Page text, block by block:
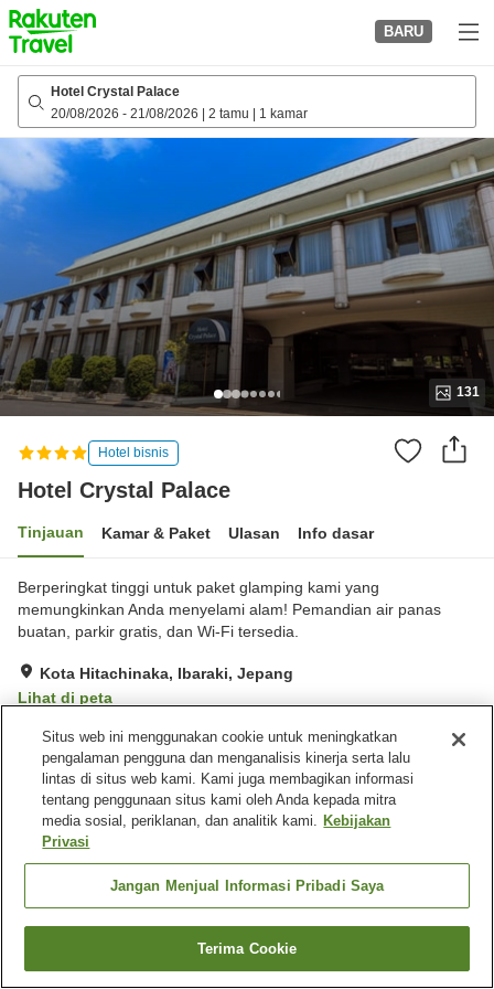
to
top
page
BARU
Hotel Crystal Palace
20/08/2026 - 21/08/2026 2 tamu 1 kamar
131
Hotel bisnis
Hotel Crystal Palace
Tinjauan Kamar & Paket Ulasan Info dasar
Berperingkat tinggi untuk paket glamping kami yang
memungkinkan Anda menyelami alam! Pemandian air panas
buatan, parkir gratis, dan Wi-Fi tersedia.
Kota Hitachinaka, Ibaraki, Jepang
Lihat di peta
Sangat baik Ulasan:910
Fasilitas properti
Tempat parkir
Sauna
Restoran
Beranda Jepang Ibaraki
Kota Hitachinaka
Hotel Crystal Palace
Cari kamar
Situs web ini menggunakan cookie untuk meningkatkan
pengalaman pengguna dan menganalisis kinerja serta lalu
lintas di situs web kami. Kami juga membagikan informasi
tentang penggunaan situs kami oleh Anda kepada mitra
media sosial, periklanan, dan analitik kami. Kebijakan
Privasi
Jangan Menjual Informasi Pribadi Saya
Terima Cookie